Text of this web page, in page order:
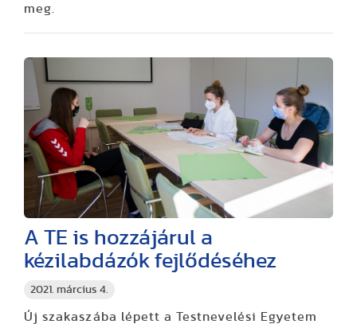
meg.
2021. március 4.
A TE is hozzájárul a
kézilabdázók fejlődéséhez
Új szakaszába lépett a Testnevelési Egyetem